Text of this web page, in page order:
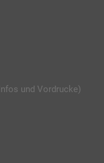
und Vordrucke)